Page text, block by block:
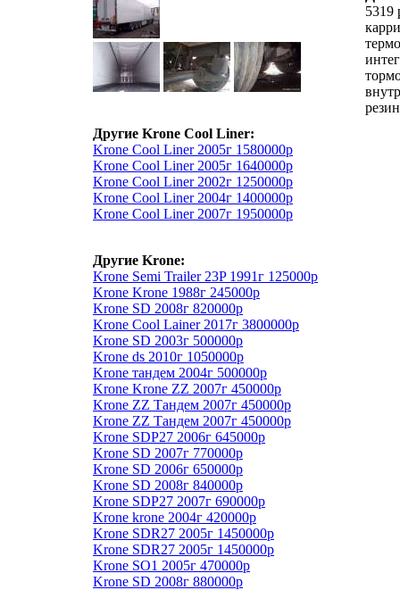
Другие Krone Cool Liner:
Krone Cool Liner 2005г 1580000р
Krone Cool Liner 2005г 1640000р
Krone Cool Liner 2002г 1250000р
Krone Cool Liner 2004г 1400000р
Krone Cool Liner 2007г 1950000р
Другие Krone:
Krone Semi Trailer 23P 1991г 125000р
Krone Krone 1988г 245000р
Krone SD 2008г 820000р
Krone Cool Lainer 2017г 3800000р
Krone SD 2003г 500000р
Krone ds 2010г 1050000р
Krone тандем 2004г 500000р
Krone Krone ZZ 2007г 450000р
Krone ZZ Тандем 2007г 450000р
Krone ZZ Тандем 2007г 450000р
Krone SDP27 2006г 645000р
Krone SD 2007г 770000р
Krone SD 2006г 650000р
Krone SD 2008г 840000р
Krone SDP27 2007г 690000р
Krone krone 2004г 420000р
Krone SDR27 2005г 1450000р
Krone SDR27 2005г 1450000р
Krone SO1 2005г 470000р
Krone SD 2008г 880000р
5319